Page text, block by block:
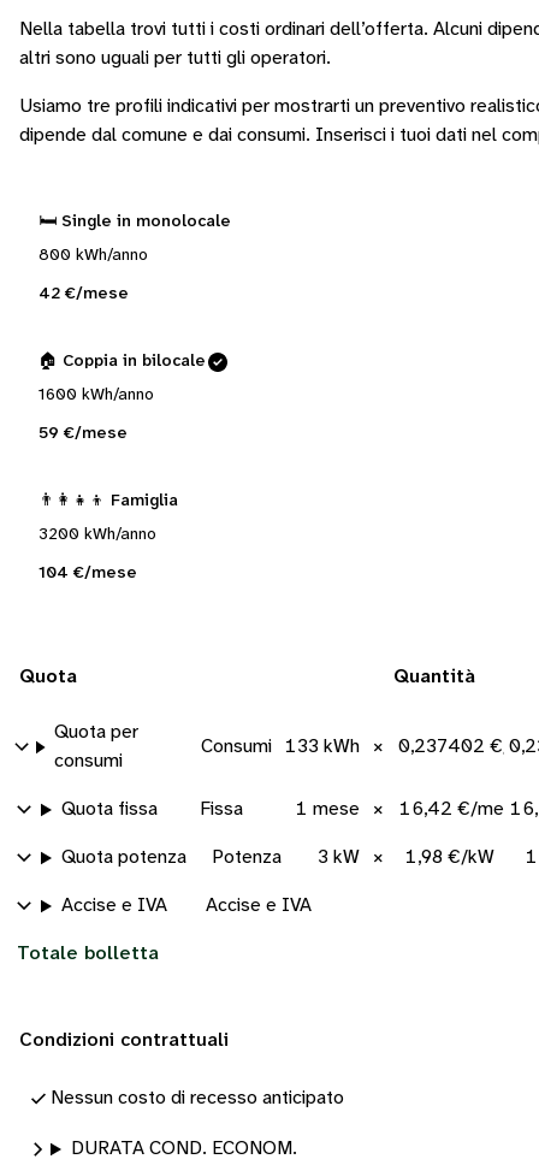
Nella tabella trovi tutti i costi ordinari dell’offerta. Alcuni
altri sono uguali per tutti gli operatori.
Usiamo tre profili indicativi per mostrarti un preventivo
dipende dal comune e dai consumi. Inserisci i tuoi dati nel
🛏️ Single in monolocale
800 kWh/anno
42 €/mese
🏠 Coppia in bilocale
1600 kWh/anno
59 €/mese
👨‍👩‍👧‍👦 Famiglia
3200 kWh/anno
104 €/mese
Quota Quantità
Quota per
consumi
Consumi 133 kWh × 0,237402 €/
Quota fissa Fissa 1 mese × 16,42 €/mese
Quota potenza Potenza 3 kW × 1,98 €/kW
Accise e IVA Accise e IVA
Totale bolletta
Condizioni contrattuali
Nessun costo di recesso anticipato
DURATA COND. ECONOM.